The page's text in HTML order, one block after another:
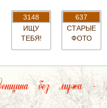
3148
ИЩУ
ТЕБЯ!
637
СТАРЫЕ
ФОТО
без мужа -